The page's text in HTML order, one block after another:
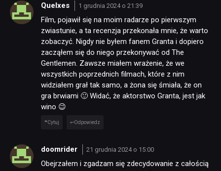
Quelxes 1 grudnia 2024 o 21:39
Film, pojawił się na moim radarze po pierwszym
zwiastunie, a ta recenzja przekonała mnie, że warto
zobaczyć. Nigdy nie byłem fanem Granta i dopiero
zacząłem się do niego przekonywać od The
Gentlemen. Zawsze miałem wrażenie, że we
wszystkich poprzednich filmach, które z nim
widziałem grał tak samo, a żona się śmiała, że on
gra brwiami 🙂 Widać, że aktorstwo Granta, jest jak
wino 😉
Cytuj Odpowiedz
doomrider 21 grudnia 2024 o 15:00
Obejrzałem i zgadzam się zdecydowanie z całością